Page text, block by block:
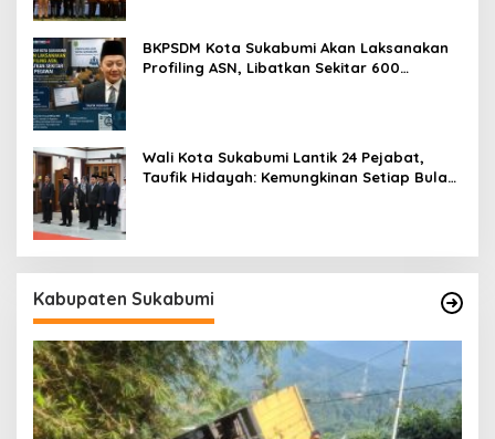
BKPSDM Kota Sukabumi Akan Laksanakan
Profiling ASN, Libatkan Sekitar 600
Wali Kota Sukabumi Lantik 24 Pejabat,
Taufik Hidayah: Kemungkinan Setiap Bulan
Kabupaten Sukabumi